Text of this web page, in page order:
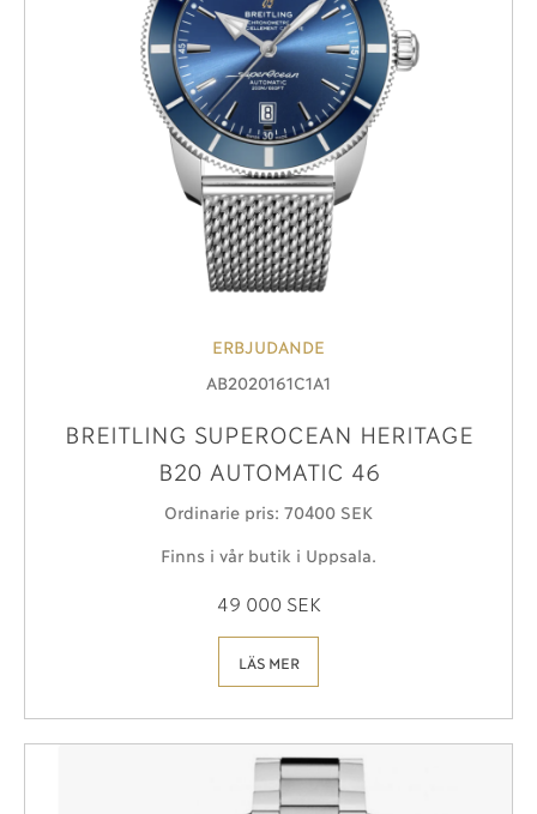
ERBJUDANDE
AB2020161C1A1
BREITLING SUPEROCEAN HERITAGE
B20 AUTOMATIC 46
Ordinarie pris: 70´400 SEK
Finns i vår butik i Uppsala.
49 000 SEK
LÄS MER